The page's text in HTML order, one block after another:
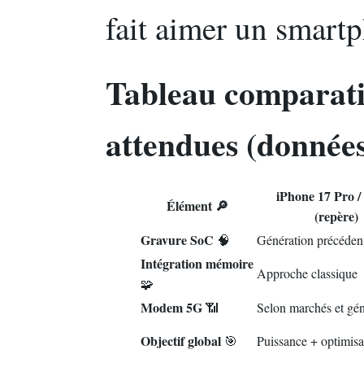
fait aimer un
Tableau
attendues
Élément 🔎
iPhone 17 Pro
(repère)
Gravure SoC 🧠 Génération
Intégration mémoire
🧩
Approche classique
Modem 5G📶 Selon marchés et
Objectif global 🎯 Puissance +